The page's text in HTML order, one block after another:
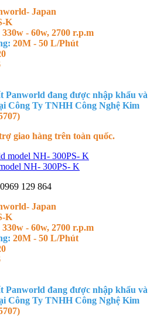
Japan
K
330w - 60w, 2700 r.p.m
20M - 50 L/Phút
Panworld đang được nhập khẩu và
Công Ty TNHH Công Nghệ Kim
giao hàng trên toàn quốc.
NH- 300PS- K
129 864
Japan
K
330w - 60w, 2700 r.p.m
20M - 50 L/Phút
Panworld đang được nhập khẩu và
Công Ty TNHH Công Nghệ Kim